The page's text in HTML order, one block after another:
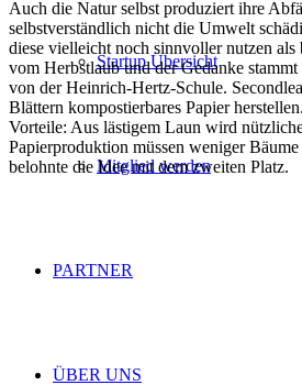
Startup Übersicht
Mitglied werden
PARTNER
ÜBER UNS
Auch die Natur selbst produziert ihre
selbstverständlich nicht die Umwelt
diese vielleicht noch sinnvoller nutzen als
vom Herbstlaub und der Gedanke
von der Heinrich-Hertz-Schule.
Blättern kompostierbares Papier
Vorteile: Aus lästigem Laun wird
Papierproduktion müssen weniger
belohnte die Idee mit dem zweiten Platz.